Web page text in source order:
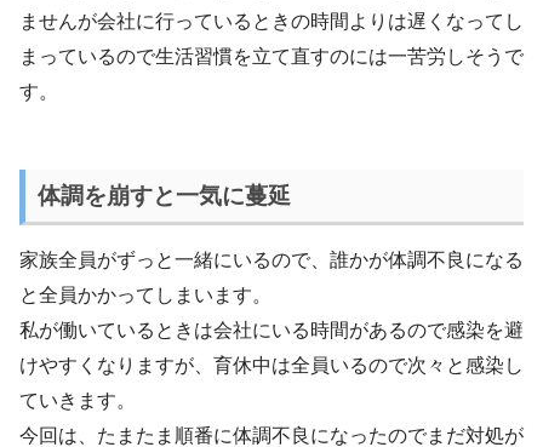
ませんが会社に行っているときの時間よりは遅くなってし
まっているので生活習慣を立て直すのには一苦労しそうで
す。
体調を崩すと一気に蔓延
家族全員がずっと一緒にいるので、誰かが体調不良になる
と全員かかってしまいます。
私が働いているときは会社にいる時間があるので感染を避
けやすくなりますが、育休中は全員いるので次々と感染し
ていきます。
今回は、たまたま順番に体調不良になったのでまだ対処が